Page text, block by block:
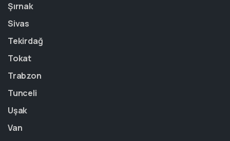
Şırnak
Sivas
Tekirdağ
Tokat
Trabzon
Tunceli
Uşak
Van